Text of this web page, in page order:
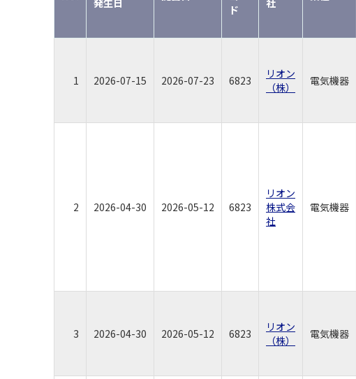
ド
1 2026-07-15 2026-07-23 6823
リオン
（株）
電気機器
2 2026-04-30 2026-05-12 6823
リオン
株式会
社
電気機器
3 2026-04-30 2026-05-12 6823
リオン
（株）
電気機器